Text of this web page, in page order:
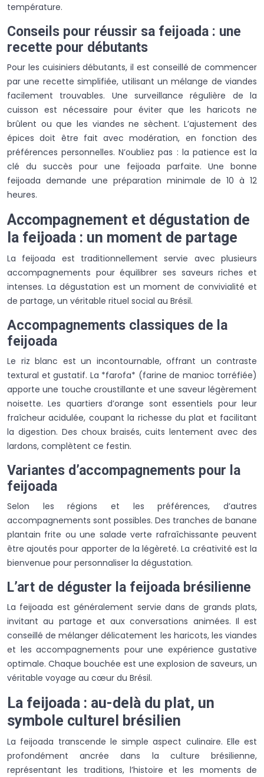
température.
Conseils pour réussir sa feijoada : une
recette pour débutants
Pour les cuisiniers débutants, il est conseillé de commencer
par une recette simplifiée, utilisant un mélange de viandes
facilement trouvables. Une surveillance régulière de la
cuisson est nécessaire pour éviter que les haricots ne
brûlent ou que les viandes ne sèchent. L’ajustement des
épices doit être fait avec modération, en fonction des
préférences personnelles. N’oubliez pas : la patience est la
clé du succès pour une feijoada parfaite. Une bonne
feijoada demande une préparation minimale de 10 à 12
heures.
Accompagnement et dégustation de
la feijoada : un moment de partage
La feijoada est traditionnellement servie avec plusieurs
accompagnements pour équilibrer ses saveurs riches et
intenses. La dégustation est un moment de convivialité et
de partage, un véritable rituel social au Brésil.
Accompagnements classiques de la
feijoada
Le riz blanc est un incontournable, offrant un contraste
textural et gustatif. La *farofa* (farine de manioc torréfiée)
apporte une touche croustillante et une saveur légèrement
noisette. Les quartiers d’orange sont essentiels pour leur
fraîcheur acidulée, coupant la richesse du plat et facilitant
la digestion. Des choux braisés, cuits lentement avec des
lardons, complètent ce festin.
Variantes d’accompagnements pour la
feijoada
Selon les régions et les préférences, d’autres
accompagnements sont possibles. Des tranches de banane
plantain frite ou une salade verte rafraîchissante peuvent
être ajoutés pour apporter de la légèreté. La créativité est la
bienvenue pour personnaliser la dégustation.
L’art de déguster la feijoada brésilienne
La feijoada est généralement servie dans de grands plats,
invitant au partage et aux conversations animées. Il est
conseillé de mélanger délicatement les haricots, les viandes
et les accompagnements pour une expérience gustative
optimale. Chaque bouchée est une explosion de saveurs, un
véritable voyage au cœur du Brésil.
La feijoada : au-delà du plat, un
symbole culturel brésilien
La feijoada transcende le simple aspect culinaire. Elle est
profondément ancrée dans la culture brésilienne,
représentant les traditions, l’histoire et les moments de